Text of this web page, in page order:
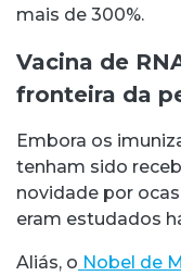
mais de 300%.
Vacina de
fronteira da
Embora os
tenham sido
novidade por
eram estudados
Aliás, o Nobel de